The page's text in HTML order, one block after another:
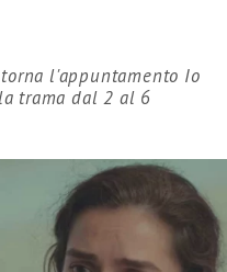
l'appuntamento Io
trama dal 2 al 6